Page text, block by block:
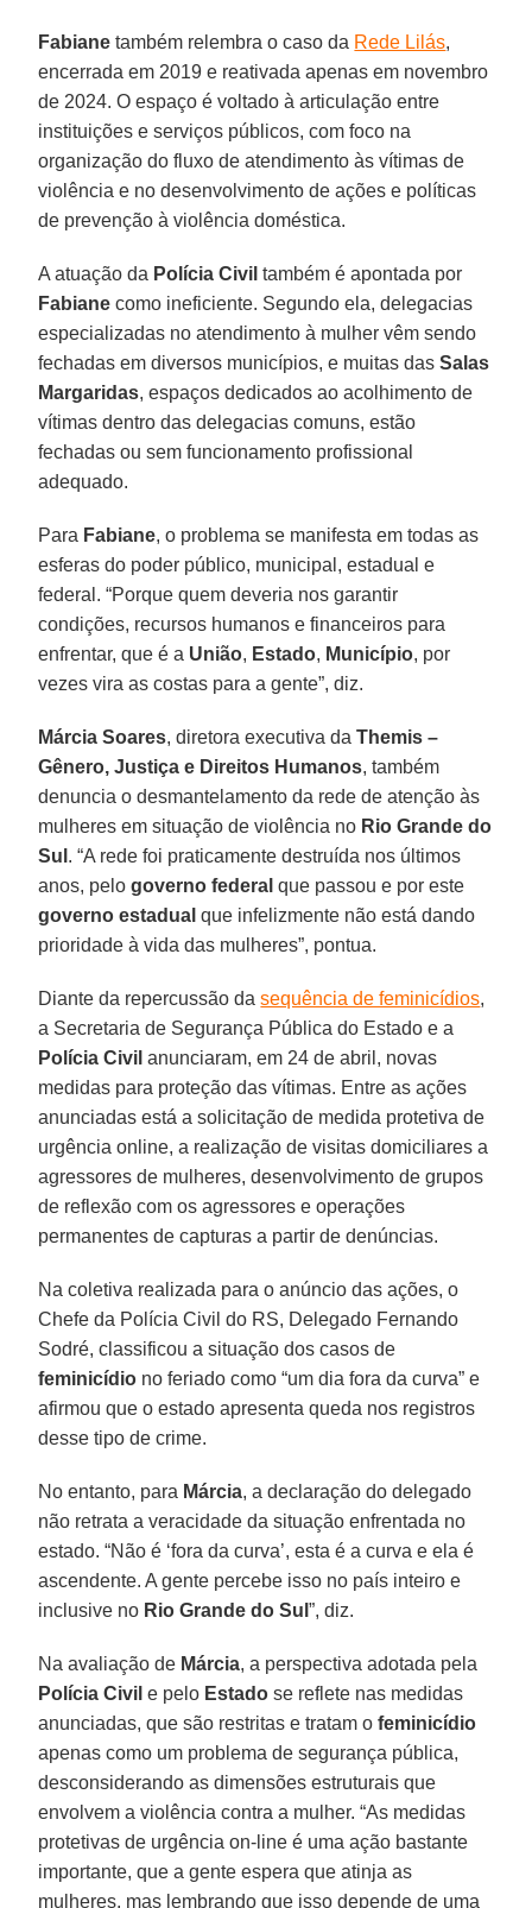
Fabiane também relembra o caso da Rede Lilás,
encerrada em 2019 e reativada apenas em novembro
de 2024. O espaço é voltado à articulação entre
instituições e serviços públicos, com foco na
organização do fluxo de atendimento às vítimas de
violência e no desenvolvimento de ações e políticas
de prevenção à violência doméstica.
A atuação da Polícia Civil também é apontada por
Fabiane como ineficiente. Segundo ela, delegacias
especializadas no atendimento à mulher vêm sendo
fechadas em diversos municípios, e muitas dasSalas
Margaridas, espaços dedicados ao acolhimento de
vítimas dentro das delegacias comuns, estão
fechadas ou sem funcionamento profissional
adequado.
Para Fabiane, o problema se manifesta em todas as
esferas do poder público, municipal, estadual e
federal. “Porque quem deveria nos garantir
condições, recursos humanos e financeiros para
enfrentar, que é a União, Estado, Município, por
vezes vira as costas para a gente”, diz.
Márcia Soares, diretora executiva daThemis –
Gênero, Justiça e Direitos Humanos, também
denuncia o desmantelamento da rede de atenção às
mulheres em situação de violência no Rio Grande do
Sul . “A rede foi praticamente destruída nos últimos
anos, pelogoverno federal que passou e por este
governo estadual que infelizmente não está dando
prioridade à vida das mulheres”, pontua.
Diante da repercussão dasequência de feminicídios,
a Secretaria de Segurança Pública do Estado e a
Polícia Civil anunciaram, em 24 de abril, novas
medidas para proteção das vítimas. Entre as ações
anunciadas está a solicitação de medida protetiva de
urgência online, a realização de visitas domiciliares a
agressores de mulheres, desenvolvimento de grupos
de reflexão com os agressores e operações
permanentes de capturas a partir de denúncias.
Na coletiva realizada para o anúncio das ações, o
Chefe da Polícia Civil do RS, Delegado Fernando
Sodré, classificou a situação dos casos de
feminicídio no feriado como “um dia fora da curva” e
afirmou que o estado apresenta queda nos registros
desse tipo de crime.
No entanto, para Márcia, a declaração do delegado
não retrata a veracidade da situação enfrentada no
estado. “Não é ‘fora da curva’, esta é a curva e ela é
ascendente. A gente percebe isso no país inteiro e
inclusive no Rio Grande do Sul”, diz.
Na avaliação de Márcia, a perspectiva adotada pela
Polícia Civil e pelo Estado se reflete nas medidas
anunciadas, que são restritas e tratam ofeminicídio
apenas como um problema de segurança pública,
desconsiderando as dimensões estruturais que
envolvem a violência contra a mulher. “As medidas
protetivas de urgência on-line é uma ação bastante
importante, que a gente espera que atinja as
mulheres, mas lembrando que isso depende de uma